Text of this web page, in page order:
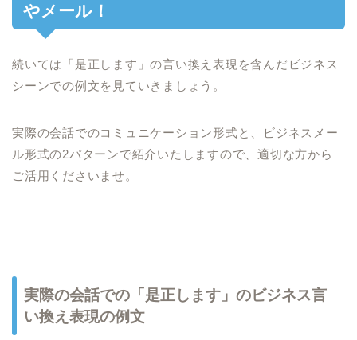
やメール！
続いては「是正します」の言い換え表現を含んだビジネス
シーンでの例文を見ていきましょう。
実際の会話でのコミュニケーション形式と、ビジネスメー
ル形式の2パターンで紹介いたしますので、適切な方から
ご活用くださいませ。
実際の会話での「是正します」のビジネス言
い換え表現の例文